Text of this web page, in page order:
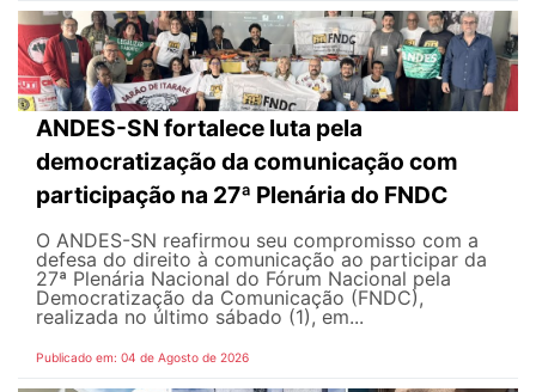
ANDES-SN fortalece luta pela
democratização da comunicação com
participação na 27ª Plenária do FNDC
O ANDES-SN reafirmou seu compromisso com a
defesa do direito à comunicação ao participar da
27ª Plenária Nacional do Fórum Nacional pela
Democratização da Comunicação (FNDC),
realizada no último sábado (1), em...
Publicado em: 04 de Agosto de 2026